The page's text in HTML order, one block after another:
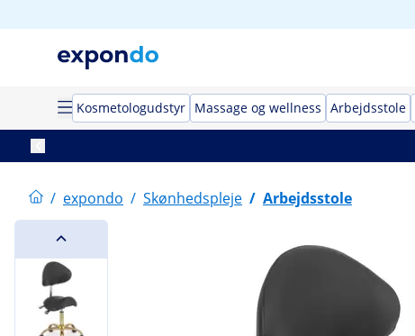
Kosmetologudstyr Massage og wellness Arbejdsstole
/ expondo / Skønhedspleje / Arbejdsstole